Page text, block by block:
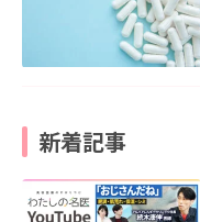
新着記事